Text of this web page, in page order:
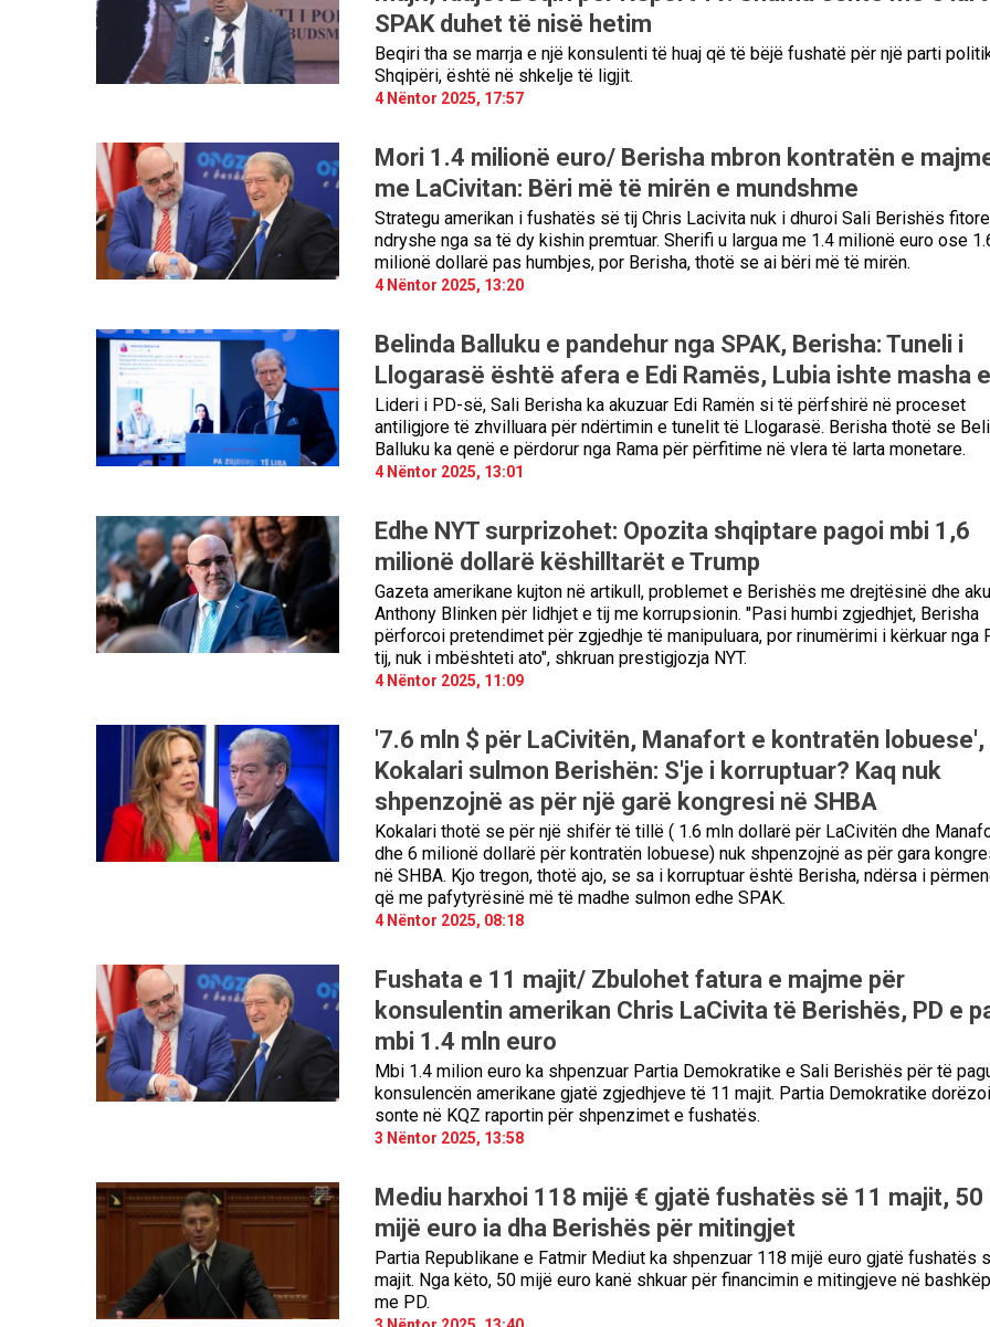
SPAK duhet të nisë hetim
Beqiri tha se marrja e një konsulenti të huaj që të bëjë fushatë për një parti
Shqipëri, është në shkelje të ligjit.
4 Nëntor 2025, 17:57
Mori 1.4 milionë euro/ Berisha mbron kontratën e
me LaCivitan: Bëri më të mirën e mundshme
Strategu amerikan i fushatës së tij Chris Lacivita nuk i dhuroi Sali Berishës
ndryshe nga sa të dy kishin premtuar. Sherifi u largua me 1.4 milionë euro ose
milionë dollarë pas humbjes, por Berisha, thotë se ai bëri më të mirën.
4 Nëntor 2025, 13:20
Belinda Balluku e pandehur nga SPAK, Berisha: Tuneli i
Llogarasë është afera e Edi Ramës, Lubia ishte masha
Lideri i PD-së, Sali Berisha ka akuzuar Edi Ramën si të përfshirë në proceset
antiligjore të zhvilluara për ndërtimin e tunelit të Llogarasë. Berisha thotë se
Balluku ka qenë e përdorur nga Rama për përfitime në vlera të larta monetare.
4 Nëntor 2025, 13:01
Edhe NYT surprizohet: Opozita shqiptare pagoi mbi 1,6
milionë dollarë këshilltarët e Trump
Gazeta amerikane kujton në artikull, problemet e Berishës me drejtësinë dhe
Anthony Blinken për lidhjet e tij me korrupsionin. "Pasi humbi zgjedhjet, Berisha
përforcoi pretendimet për zgjedhje të manipuluara, por rinumërimi i kërkuar nga
tij, nuk i mbështeti ato", shkruan prestigjozja NYT.
4 Nëntor 2025, 11:09
'7.6 mln $ për LaCivitën, Manafort e kontratën lobuese',
Kokalari sulmon Berishën: S'je i korruptuar? Kaq nuk
shpenzojnë as për një garë kongresi në SHBA
Kokalari thotë se për një shifër të tillë ( 1.6 mln dollarë për LaCivitën dhe
dhe 6 milionë dollarë për kontratën lobuese) nuk shpenzojnë as për gara
në SHBA. Kjo tregon, thotë ajo, se sa i korruptuar është Berisha, ndërsa i
që me pafytyrësinë më të madhe sulmon edhe SPAK.
4 Nëntor 2025, 08:18
Fushata e 11 majit/ Zbulohet fatura e majme për
konsulentin amerikan Chris LaCivita të Berishës, PD e
mbi 1.4 mln euro
Mbi 1.4 milion euro ka shpenzuar Partia Demokratike e Sali Berishës për të
konsulencën amerikane gjatë zgjedhjeve të 11 majit. Partia Demokratike dorëzoi
sonte në KQZ raportin për shpenzimet e fushatës.
3 Nëntor 2025, 13:58
Mediu harxhoi 118 mijë € gjatë fushatës së 11 majit, 50
mijë euro ia dha Berishës për mitingjet
Partia Republikane e Fatmir Mediut ka shpenzuar 118 mijë euro gjatë fushatës
majit. Nga këto, 50 mijë euro kanë shkuar për financimin e mitingjeve në
me PD.